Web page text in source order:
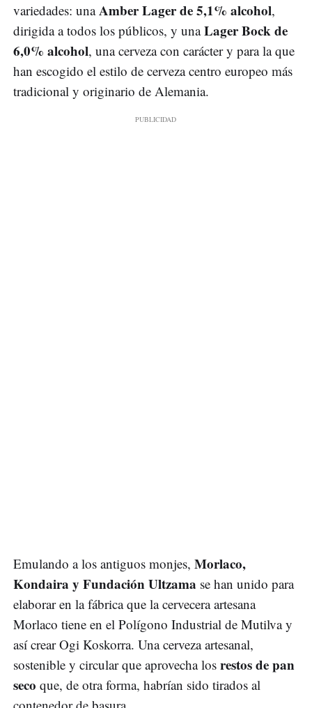
variedades: unaAmber Lager de 5,1% alcohol,
dirigida a todos los públicos, y unaLager Bock de
6,0% alcohol, una cerveza con carácter y para la que
han escogido el estilo de cerveza centro europeo más
tradicional y originario de Alemania.
Emulando a los antiguos monjes, Morlaco,
Kondaira y Fundación Ultzama se han unido para
elaborar en la fábrica que la cervecera artesana
Morlaco tiene en el Polígono Industrial de Mutilva y
así crear Ogi Koskorra. Una cerveza artesanal,
sostenible y circular que aprovecha los restos de pan
seco que, de otra forma, habrían sido tirados al